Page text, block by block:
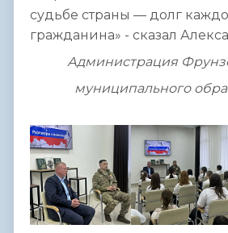
судьбе страны — долг
гражданина» - сказал
Администрация
муниципального